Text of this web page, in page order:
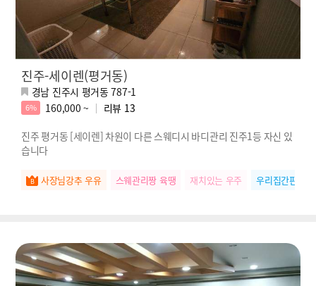
진주-세이렌(평거동)
경남 진주시 평거동 787-1
6% 160,000 ~ 리뷰 13
진주 평거동 [세이렌] 차원이 다른 스웨디시 바디관리 진주1등 자신 있
습니다
사장님강추 우유 스웨관리짱 육땡 재치있는 우주 우리집간판 나나